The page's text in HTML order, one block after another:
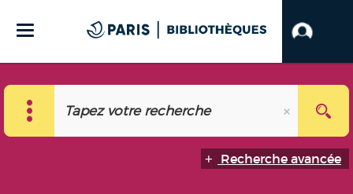
Recherche avancée